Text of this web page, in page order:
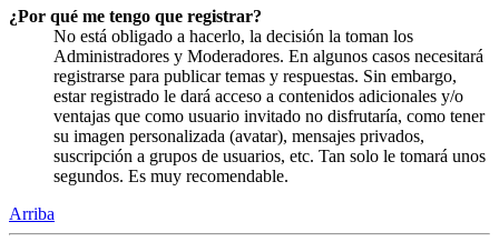
¿Por qué me tengo que registrar?
No está obligado a hacerlo, la decisión la toman los
Administradores y Moderadores. En algunos casos necesitará
registrarse para publicar temas y respuestas. Sin embargo,
estar registrado le dará acceso a contenidos adicionales y/o
ventajas que como usuario invitado no disfrutaría, como tener
su imagen personalizada (avatar), mensajes privados,
suscripción a grupos de usuarios, etc. Tan solo le tomará unos
segundos. Es muy recomendable.
Arriba